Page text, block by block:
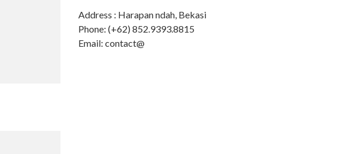
Address : Harapan ndah, Bekasi
Phone: (+62) 852.9393.8815
Email: contact@